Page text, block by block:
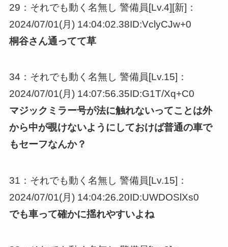
29：それでも動く名無し 警備員[Lv.4][新]：
2024/07/01(月) 14:04:02.38ID:VclyCJw+0
桐谷さん通ってて草
34：それでも動く名無し 警備員[Lv.15]：
2024/07/01(月) 14:07:56.35ID:G1T/Xq+C0
マジックミラー号が法に触れないってことは外
から中が覗けないようにしておけば普通の車で
もセーフなんか？
31：それでも動く名無し 警備員[Lv.15]：
2024/07/01(月) 14:04:26.20ID:UWDOSlXs0
でも車って確かに揺れやすいよね